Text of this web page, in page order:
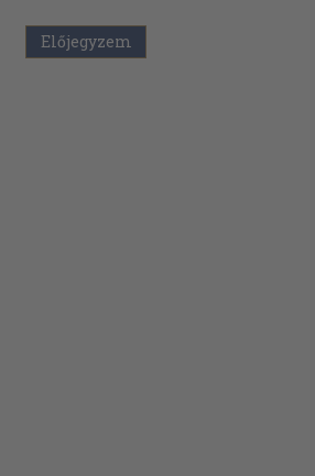
Előjegyzem